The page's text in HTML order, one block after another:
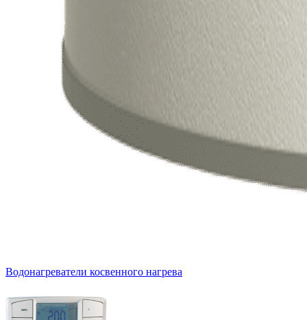
Водонагреватели косвенного нагрева